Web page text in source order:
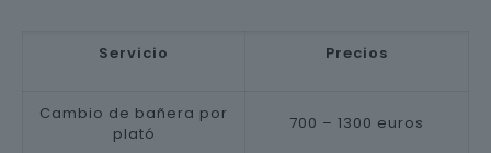
Servicio Precios
Cambio de bañera por
plató
700 – 1300 euros